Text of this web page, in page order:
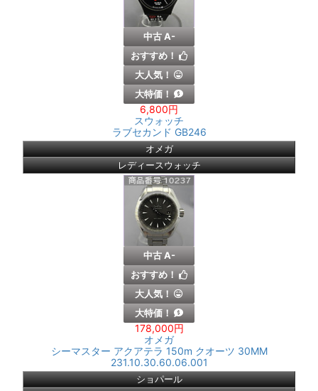
中古 A-
おすすめ！
大人気！
大特価！
6,800円
スウォッチ
ラブセカンド GB246
オメガ
レディースウォッチ
中古 A-
おすすめ！
大人気！
大特価！
178,000円
オメガ
シーマスター アクアテラ 150m クオーツ 30MM
231.10.30.60.06.001
ショパール